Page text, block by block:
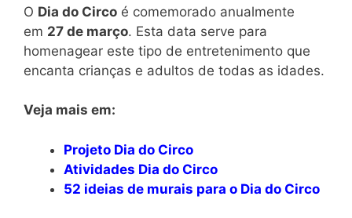
O Dia do Circo é comemorado anualmente
em 27 de março. Esta data serve para
homenagear este tipo de entretenimento que
encanta crianças e adultos de todas as idades.
Veja mais em:
Projeto Dia do Circo
Atividades Dia do Circo
52 ideias de murais para o Dia do Circo